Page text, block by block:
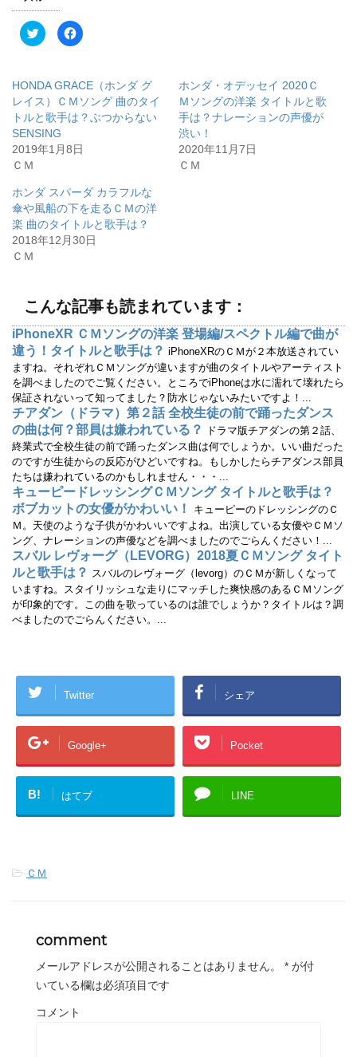
ク
リ
て
T
w
i
t
t
e
r
で
新
し
い
ウ
ィ
ン
ま
す
F
a
o
o
k
で
共
る
に
ッ
ク
し
て
く
だ
い
ウ
ン
ド
ウ
で
開
き
ま
す
)
HONDA GRACE（ホンダ グ
レイス）ＣＭソング 曲のタイ
トルと歌手は？ぶつからない
SENSING
2019年1月8日
ＣＭ
ホンダ・オデッセイ 2020Ｃ
Ｍソングの洋楽 タイトルと歌
手は？ナレーションの声優が
渋い！
2020年11月7日
ＣＭ
ホンダ スパーダ カラフルな
傘や風船の下を走るＣＭの洋
楽 曲のタイトルと歌手は？
2018年12月30日
ＣＭ
こんな記事も読まれています：
iPhoneXR ＣＭソングの洋楽 登場編/スペクトル編で曲が
違う！タイトルと歌手は？ iPhoneXRのＣＭが２本放送されてい
ますね。それぞれＣＭソングが違いますが曲のタイトルやアーティスト
を調べましたのでご覧ください。ところでiPhoneは水に濡れて壊れたら
保証されないって知ってました？防水じゃないみたいですよ！...
チアダン（ドラマ）第２話 全校生徒の前で踊ったダンス
の曲は何？部員は嫌われている？
ドラマ版チアダンの第２話、
終業式で全校生徒の前で踊ったダンス曲は何でしょうか。いい曲だった
のですが生徒からの反応がひどいですね。もしかしたらチアダンス部員
たちは嫌われているのかもしれません・・・...
キューピードレッシングＣＭソング タイトルと歌手は？
ボブカットの女優がかわいい！
キューピーのドレッシングのＣ
Ｍ。天使のような子供がかわいいですよね。出演している女優やＣＭソ
ング、ナレーションの声優などを調べましたのでごらんください！...
スバル レヴォーグ（LEVORG）2018夏ＣＭソング タイト
ルと歌手は？ スバルのレヴォーグ（levorg）のＣＭが新しくなって
いますね。スタイリッシュな走りにマッチした爽快感のあるＣＭソング
が印象的です。この曲を歌っているのは誰でしょうか？タイトルは？調
べましたのでごらんください。...
Twitter シェア
Google+ Pocket
B! はてブ LINE
- ＣＭ
comment
メールアドレスが公開されることはありません。 * が付
いている欄は必須項目です
コメント